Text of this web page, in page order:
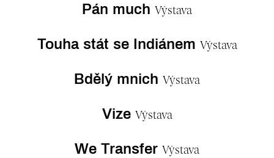
Pán much Výstava
Touha stát se Indiánem Výstava
Bdělý mnich Výstava
Vize Výstava
We Transfer Výstava